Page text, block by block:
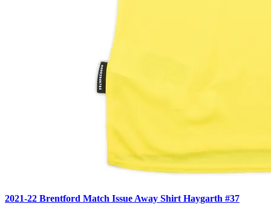
2021-22 Brentford Match Issue Away Shirt Haygarth #37